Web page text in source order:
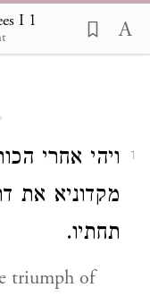
I 1 I
1
ויהי אחרי
מקדוניא את
תחתיו.
triumph of